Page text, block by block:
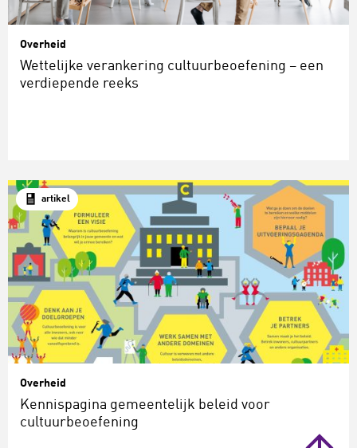
Overheid
Wettelijke verankering cultuurbeoefening – een
verdiepende reeks
artikel
Overheid
Kennispagina gemeentelijk beleid voor
cultuurbeoefening